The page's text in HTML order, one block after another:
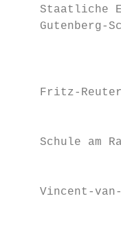
Staatliche
Gutenberg-
Fritz-
Schule am
Vincent-